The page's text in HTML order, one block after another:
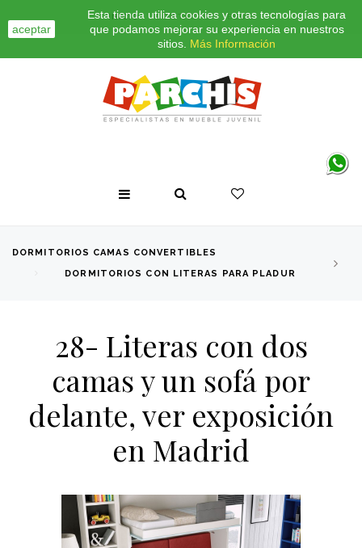
aceptar
Esta tienda utiliza cookies y otras tecnologías para
que podamos mejorar su experiencia en nuestros
sitios. Más Información
INICIO CONTACTO BLOG
DORMITORIOS CAMAS CONVERTIBLES
DORMITORIOS CON LITERAS PARA PLADUR
28- Literas con dos
camas y un sofá por
delante, ver exposición
en Madrid